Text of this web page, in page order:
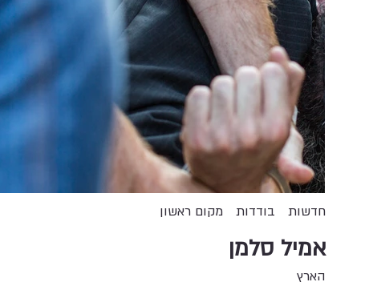
מקום ראשון בודדות חדשות
אמיל סלמן
הארץ